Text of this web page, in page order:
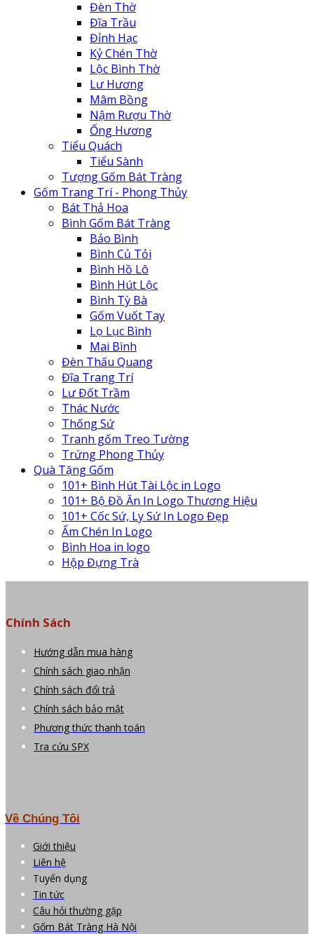
Đèn Thờ
Đĩa Trầu
Đỉnh Hạc
Kỷ Chén Thờ
Lộc Bình Thờ
Lư Hương
Mâm Bồng
Nậm Rượu Thờ
Ống Hương
Tiểu Quách
Tiểu Sành
Tượng Gốm Bát Tràng
Gốm Trang Trí - Phong Thủy
Bát Thả Hoa
Bình Gốm Bát Tràng
Bảo Bình
Bình Củ Tỏi
Bình Hồ Lô
Bình Hút Lộc
Bình Tỳ Bà
Gốm Vuốt Tay
Lọ Lục Bình
Mai Bình
Đèn Thấu Quang
Đĩa Trang Trí
Lư Đốt Trầm
Thác Nước
Thống Sứ
Tranh gốm Treo Tường
Trứng Phong Thủy
Quà Tặng Gốm
101+ Bình Hút Tài Lộc in Logo
101+ Bộ Đồ Ăn In Logo Thương Hiệu
101+ Cốc Sứ, Ly Sứ In Logo Đẹp
Ấm Chén In Logo
Bình Hoa in logo
Hộp Đựng Trà
Chính Sách
Hướng dẫn mua hàng
Chính sách giao nhận
Chính sách đổi trả
Chính sách bảo mật
Phương thức thanh toán
Tra cứu SPX
Về Chúng Tôi
Giới thiệu
Liên hệ
Tuyển dụng
Tin tức
Câu hỏi thường gặp
Gốm Bát Tràng Hà Nội